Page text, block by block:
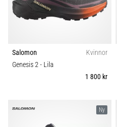
Salomon
Kvinnor
Genesis 2- Lila
1 800 kr
Ny